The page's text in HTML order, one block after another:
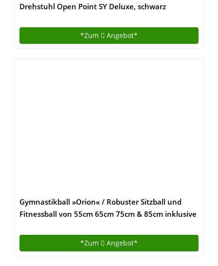
Drehstuhl Open Point SY Deluxe, schwarz
*Zum Angebot*
Gymnastikball »Orion« / Robuster Sitzball und
Fitnessball von 55cm 65cm 75cm & 85cm inklusive
*Zum Angebot*